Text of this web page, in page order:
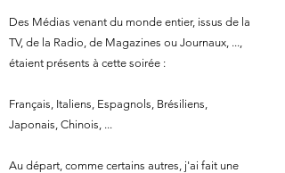
Des Médias venant du monde entier, issus de la
TV, de la Radio, de Magazines ou Journaux, ...,
étaient présents à cette soirée :
Français, Italiens, Espagnols, Brésiliens,
Japonais, Chinois, ...
Au départ, comme certains autres, j'ai fait une